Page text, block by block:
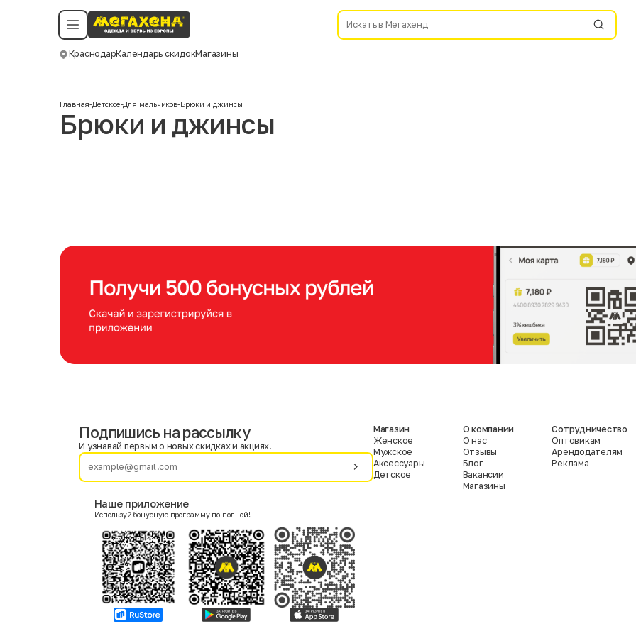
КраснодарКалендарь скидокМагазины
Политика конфиденциальности
©️ Мегахенд 2026. Все права защищены.
Смотреть все даты
Главная-Детское-Для мальчиков-Брюки и джинсы
Брюки и джинсы
Фамилия
Женский
Согласие на получение чеков по электронной почте
Москва
Подпишись на рассылку
И узнавай первым о новых скидках и акциях.
Наше приложение
Используй бонусную программу по полной!
Магазин
Женское
Мужское
Аксессуары
Детское
О компании
О нас
Отзывы
Блог
Вакансии
Магазины
Сотрудничество
Оптовикам
Арендодателям
Реклама